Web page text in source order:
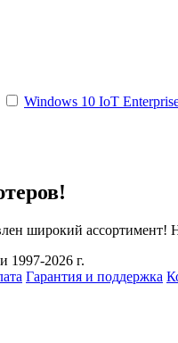
Windows 10 IoT
широкий
2026 г.
Гарантия и поддержка